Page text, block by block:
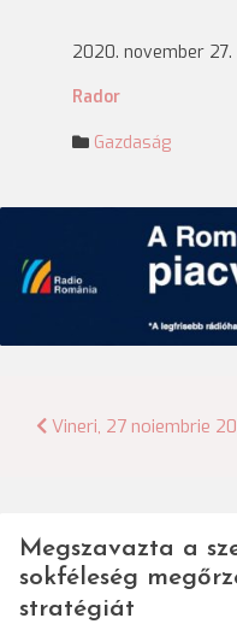
2020. november 27.
Rador
Gazdaság
Bejegyzés
Vineri, 27 noiembrie
Megszavazta a
sokféleség
stratégiát